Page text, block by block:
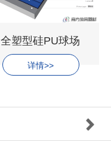
全塑型硅PU球场
详情>>